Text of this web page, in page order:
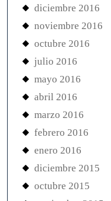
diciembre 2016
noviembre 2016
octubre 2016
julio 2016
mayo 2016
abril 2016
marzo 2016
febrero 2016
enero 2016
diciembre 2015
octubre 2015